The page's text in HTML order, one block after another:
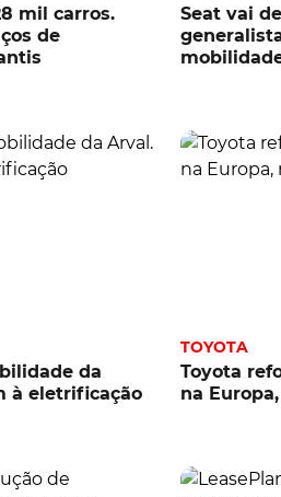
mil carros.
de
Seat vai
da
à eletrificação
TOYOTA
Toyota
na